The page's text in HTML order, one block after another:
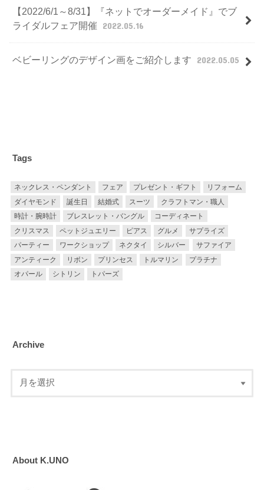
【2022/6/1～8/31】『ネットでオーダーメイド』でブ
ライダルフェア開催
2022.05.16
ベビーリングのデザイン画をご紹介します 2022.05.05
Tags
ネックレス・ペンダント フェア プレゼント・ギフト
リフォーム
ダイヤモンド
誕生日 結婚式 スーツ
クラフトマン・職人
時計・腕時計
ブレスレット・バングル
コーディネート
クリスマス
ペットジュエリー ピアス グルメ
サプライズ
パーティー
ワークショップ ネクタイ シルバー
サファイア
アンティーク
リボン プリンセス トルマリン
プラチナ
オパール
シトリン トパーズ
Archive
About K.UNO